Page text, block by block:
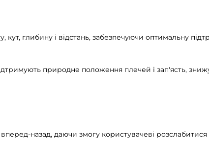
кут, глибину і відстань, забезпечуючи оптимальну
природне положення плечей і зап'ясть,
назад, даючи змогу користувачеві розслабитися